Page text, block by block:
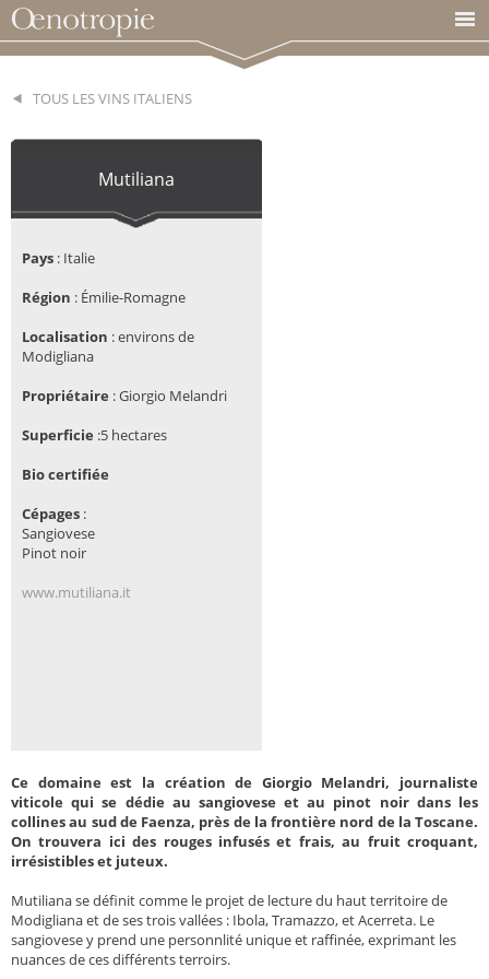
TOUS LES VINS ITALIENS
Mutiliana
Pays : Italie
Région : Émilie-Romagne
Localisation :environs de
Modigliana
Propriétaire : Giorgio Melandri
Superficie :5 hectares
Bio certifiée
Cépages :
Sangiovese
Pinot noir
www.mutiliana.it
Ce domaine est la création de Giorgio Melandri, journaliste
viticole qui se dédie au sangiovese et au pinot noir dans les
collines au sud de Faenza, près de la frontière nord de la Toscane.
On trouvera ici des rouges infusés et frais, au fruit croquant,
irrésistibles et juteux.
Mutiliana se définit comme le projet de lecture du haut territoire de
Modigliana et de ses trois vallées : Ibola, Tramazzo, et Acerreta. Le
sangiovese y prend une personnlité unique et raffinée, exprimant les
nuances de ces différents terroirs.